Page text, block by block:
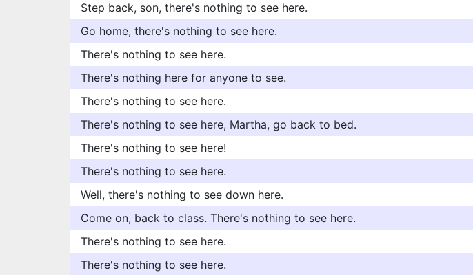
Step back, son, there's nothing to see here.
Go home, there's nothing to see here.
There's nothing to see here.
There's nothing here for anyone to see.
There's nothing to see here.
There's nothing to see here, Martha, go back to bed.
There's nothing to see here!
There's nothing to see here.
Well, there's nothing to see down here.
Come on, back to class. There's nothing to see here.
There's nothing to see here.
There's nothing to see here.